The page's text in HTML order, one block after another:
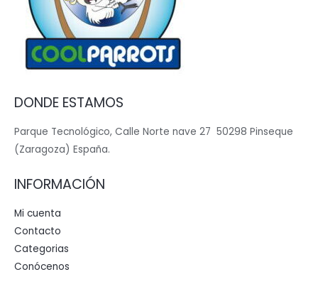
DONDE ESTAMOS
Parque Tecnológico, Calle Norte nave 27 50298 Pinseque
(Zaragoza) España.
INFORMACIÓN
Mi cuenta
Contacto
Categorias
Conócenos